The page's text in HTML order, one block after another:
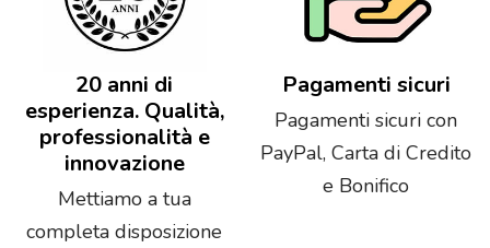
20 anni di
esperienza. Qualità,
professionalità e
innovazione
Mettiamo a tua
completa disposizione
Pagamenti sicuri
Pagamenti sicuri con
PayPal, Carta di Credito
e Bonifico